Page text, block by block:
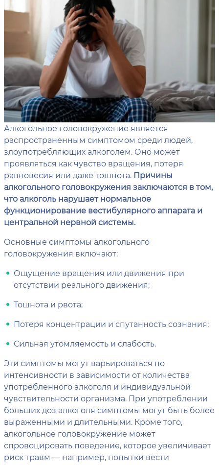
Алкогольное головокружение является
распространенным симптомом среди людей,
злоупотребляющих алкоголем. Оно может
проявляться как чувство вращения, потеря
равновесия или даже тошнота. Причины
алкогольного головокружения заключаются в том,
что алкоголь нарушает нормальное
функционирование вестибулярного аппарата и
центральной нервной системы.
Основные симптомы алкогольного
головокружения включают:
Ощущение вращения или движения при
отсутствии реального движения;
Тошнота и рвота;
Потеря концентрации и спутанность сознания;
Сильная утомляемость и слабость.
Эти симптомы могут варьироваться по
интенсивности в зависимости от количества
употребленного алкоголя и индивидуальной
чувствительности организма. При употреблении
больших доз алкоголя симптомы могут быть более
выраженными и длительными. Кроме того,
алкогольное головокружение может
спровоцировать поведение, которое увеличивает
риск травм — например, попытки вести